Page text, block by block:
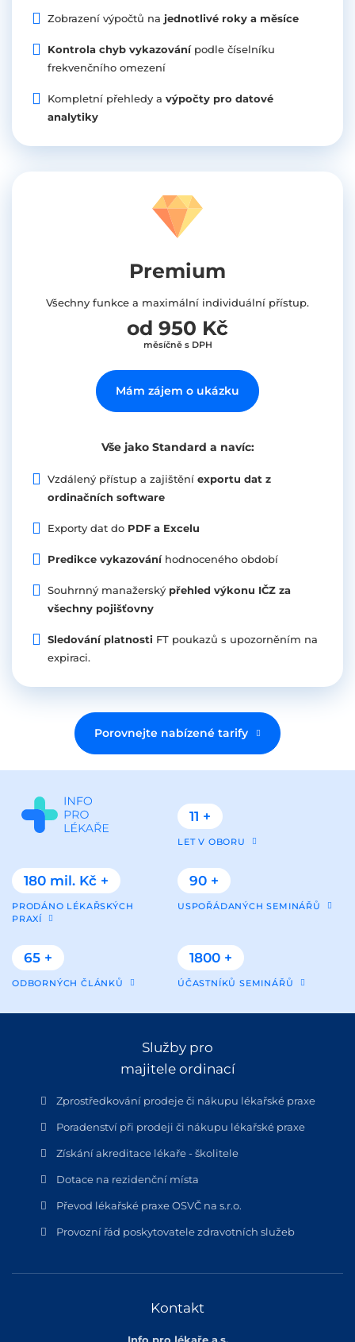
Zobrazení výpočtů na jednotlivé roky a měsíce
Kontrola chyb vykazování podle číselníku
frekvenčního omezení
Kompletní přehledy a výpočty pro datové
analytiky
Premium
Všechny funkce a maximální individuální přístup.
od 950 Kč
měsíčně s DPH
Mám zájem o ukázku
Vše jako Standard a navíc:
Vzdálený přístup a zajištění exportu dat z
ordinačních software
Exporty dat do PDF a Excelu
Predikce vykazování hodnoceného období
Souhrnný manažerský přehled výkonu IČZ za
všechny pojišťovny
Sledování platnosti FT poukazů s upozorněním na
expiraci.
Porovnejte nabízené tarify
11 +
LET V OBORU
180 mil. Kč +
PRODÁNO LÉKAŘSKÝCH
PRAXÍ
90 +
USPOŘÁDANÝCH SEMINÁŘŮ
65 +
ODBORNÝCH ČLÁNKŮ
1800 +
ÚČASTNÍKŮ SEMINÁŘŮ
Služby pro
majitele ordinací
Zprostředkování prodeje či nákupu lékařské praxe
Poradenství při prodeji či nákupu lékařské praxe
Získání akreditace lékaře - školitele
Dotace na rezidenční místa
Převod lékařské praxe OSVČ na s.r.o.
Provozní řád poskytovatele zdravotních služeb
Kontakt